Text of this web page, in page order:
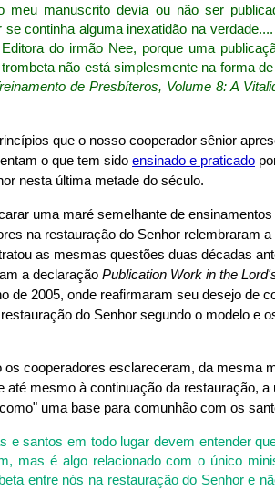
meu manuscrito devia ou não ser
continha alguma inexatidão na
do irmão Nee, porque uma
não está simplesmente na forma
de Presbíteros, Volume 8: A
que o nosso cooperador sênior
o que tem sido ensinado e praticado
nesta última metade do século.
uma maré semelhante de
na restauração do Senhor relembraram
as mesmas questões duas décadas
a declaração Publication Work in the
de 2005, onde reafirmaram seu desejo de
do Senhor segundo o modelo e
os cooperadores esclareceram, da mesma
até mesmo à continuação da restauração,
uma base para comunhão com os
e santos em todo lugar devem entender
mas é algo relacionado com o único
entre nós na restauração do Senhor e